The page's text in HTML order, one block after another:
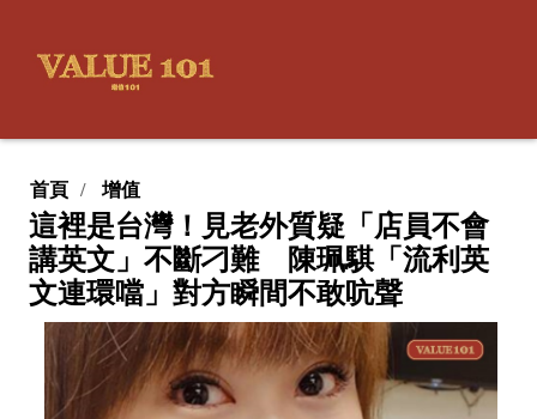
首頁 增值
這裡是台灣！見老外質疑「店員不會
講英文」不斷刁難 陳珮騏「流利英
文連環噹」對方瞬間不敢吭聲